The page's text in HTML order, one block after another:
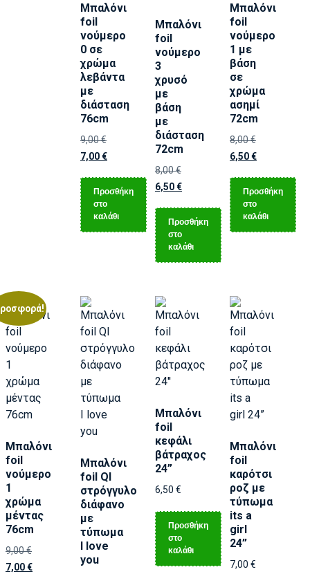
Μπαλόνι
foil
νούμερο
0 σε
χρώμα
λεβάντα
με
διάσταση
76cm
9,00€
7,00€
Προσθήκη
στο
καλάθι
Μπαλόνι
foil
νούμερο
3
χρυσό
με
βάση
με
διάσταση
72cm
8,00€
6,50€
Προσθήκη
στο
καλάθι
Μπαλόνι
foil
νούμερο
1 με
βάση
σε
χρώμα
ασημί
72cm
8,00€
6,50€
Προσθήκη
στο
καλάθι
Μπαλόνι
foil
νούμερο
1
χρώμα
μέντας
76cm
9,00€
7,00€
Μπαλόνι
foil Ql
στρόγγυλο
διάφανο
με
τύπωμα
I love
you
Μπαλόνι
foil
κεφάλι
βάτραχος
24”
6,50 €
Προσθήκη
στο
καλάθι
Μπαλόνι
foil
καρότσι
ροζ με
τύπωμα
its a
girl
24”
7,00 €